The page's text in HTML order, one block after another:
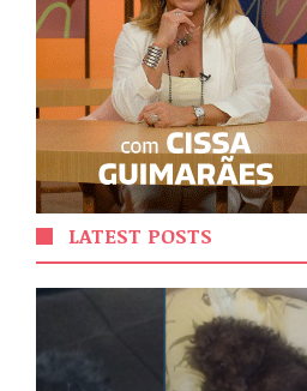
LATEST POSTS